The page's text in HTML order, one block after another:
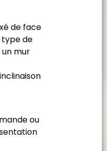
de face
type de
mur
ou